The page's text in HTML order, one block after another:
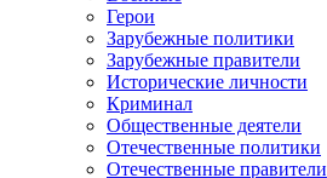
Герои
Зарубежные политики
Зарубежные правители
Исторические личности
Криминал
Общественные деятели
Отечественные политики
Отечественные правители